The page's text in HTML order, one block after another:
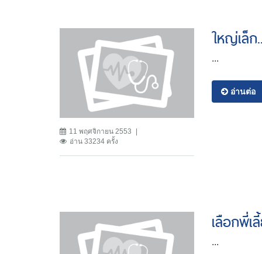
11 พฤศจิกายน 2553
อ่าน 33234 ครั้ง
ใหญ่เล็
...
อ่านต่อ
เลือกพี่เ
...